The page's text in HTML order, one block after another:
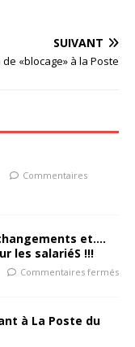
SUIVANT
«blocage» à la Poste
Commentaires
et….
les salariéS !!!
Commentaires fermés
à La Poste du